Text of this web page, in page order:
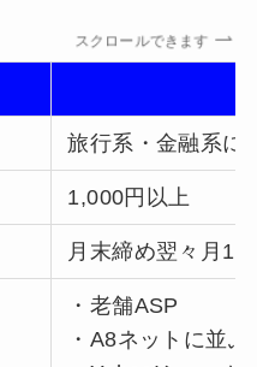
スクロールできます
旅行系・金融系に
1,000円以上
月末締め翌々月15
・老舗ASP
・A8ネットに並